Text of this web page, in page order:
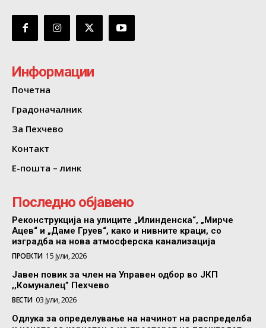
Информации
Почетна
Градоначалник
За Пехчево
Контакт
Е-пошта – линк
Последно објавено
Реконструкција на улиците „Илинденска“, „Мирче
Ацев“ и „Даме Груев“, како и нивните краци, со
изградба на нова атмосферска канализација
ПРОЕКТИ 15 јули, 2026
Јавен повик за член на Управен одбор во ЈКП
,,Комуналец” Пехчево
ВЕСТИ 03 јули, 2026
Одлука за определување на начинот на распределба